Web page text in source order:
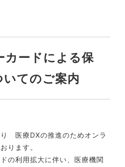
カードによる保
いてのご案内
医療DXの推進のためオンラ
ります。
の利用拡大に伴い、医療機関